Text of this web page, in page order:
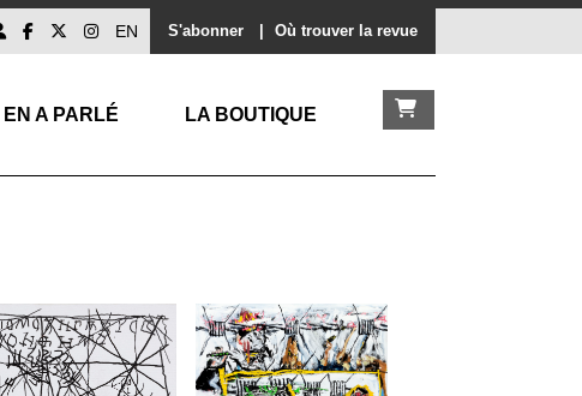
S'abonner Où trouver la revue
EN
EN A PARLÉ LA BOUTIQUE